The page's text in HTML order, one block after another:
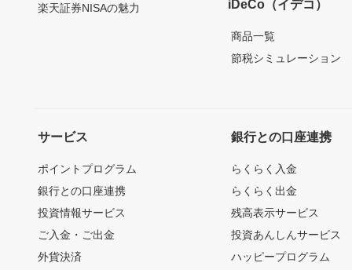
楽天証券NISAの魅力 iDeCo（イデコ）
商品一覧
節税シミュレーション
サービス
ポイントプログラム
銀行との口座連携
投資情報サービス
ご入金・ご出金
外貨決済
銀行との口座連携
らくらく入金
らくらく出金
残高表示サービス
投資あんしんサービス
ハッピープログラム